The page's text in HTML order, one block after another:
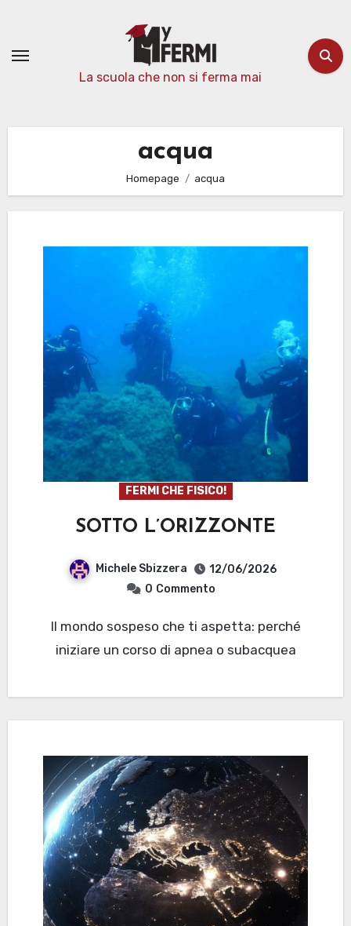
contenuto
La scuola che non si ferma mai
acqua
Homepage acqua
FERMI CHE FISICO!
SOTTO L’ORIZZONTE
Michele Sbizzera
12/06/2026
0 Commento
Il mondo sospeso che ti aspetta: perché
iniziare un corso di apnea o subacquea